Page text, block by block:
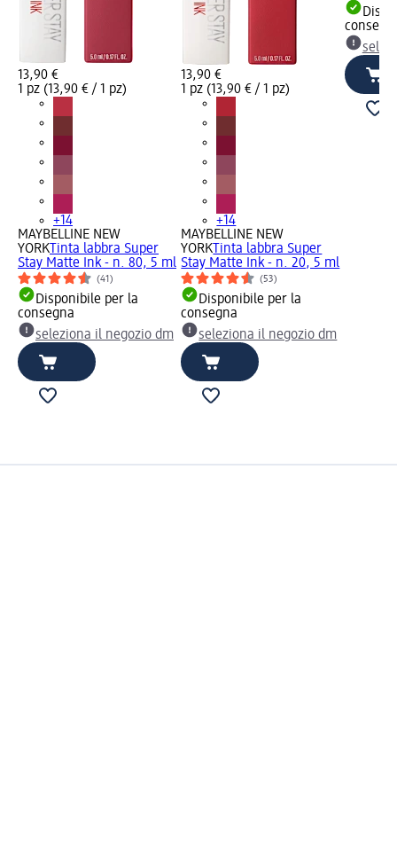
13,90 €
1 pz (13,90 € / 1 pz)
+14
MAYBELLINE NEW
YORK Tinta labbra Super
Stay Matte Ink - n. 80, 5 ml
(41)
Disponibile per la
consegna
seleziona il negozio dm
13,90 €
1 pz (13,90 € / 1 pz)
+14
MAYBELLINE NEW
YORK Tinta labbra Super
Stay Matte Ink - n. 20, 5 ml
(53)
Disponibile per la
consegna
seleziona il negozio dm